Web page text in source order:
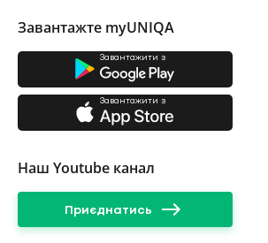
Завантажте myUNIQA
Завантажити з
Завантажити з
Наш Youtube канал
Приєднатись